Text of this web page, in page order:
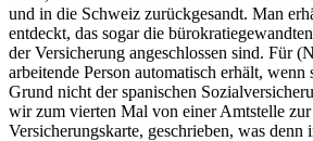
und in die Schweiz zurückgesandt. Man
entdeckt, das sogar die
der Versicherung angeschlossen sind. Für
arbeitende Person automatisch erhält,
Grund nicht der spanischen
wir zum vierten Mal von einer Amtstelle
Versicherungskarte, geschrieben, was